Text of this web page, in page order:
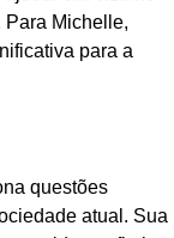
Michelle,
para a
questões
atual. Sua